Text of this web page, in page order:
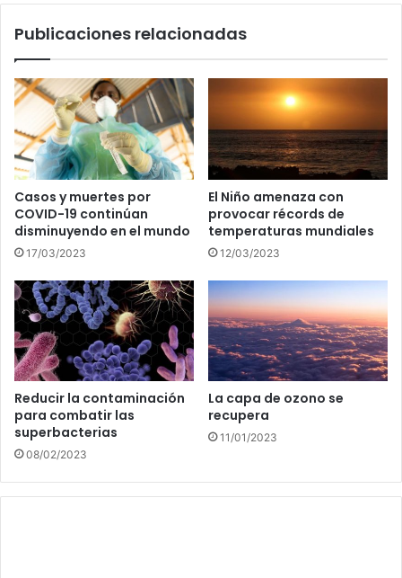
Publicaciones relacionadas
Casos y muertes por
COVID-19 continúan
disminuyendo en el mundo
17/03/2023
El Niño amenaza con
provocar récords de
temperaturas mundiales
12/03/2023
Reducir la contaminación
para combatir las
superbacterias
08/02/2023
La capa de ozono se
recupera
11/01/2023